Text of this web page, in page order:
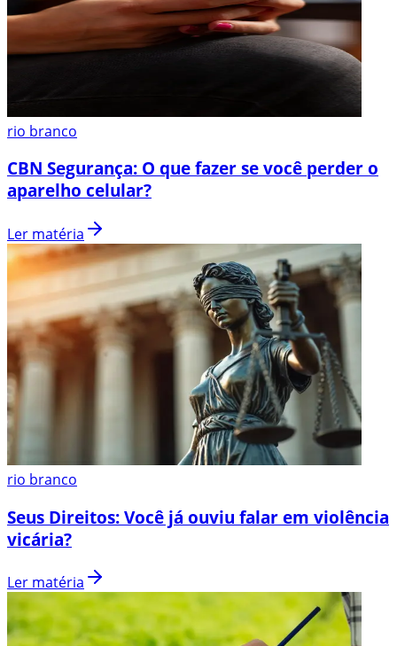
rio branco
CBN Segurança: O que fazer se você perder o
aparelho celular?
Ler matéria
rio branco
Seus Direitos: Você já ouviu falar em violência
vicária?
Ler matéria